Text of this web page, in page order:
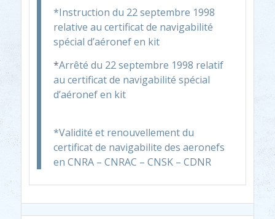
*Instruction du 22 septembre 1998
relative au certificat de navigabilité
spécial d’aéronef en kit
*Arrêté du 22 septembre 1998 relatif
au certificat de navigabilité spécial
d’aéronef en kit
*Validité et renouvellement du
certificat de navigabilite des aeronefs
en CNRA – CNRAC – CNSK – CDNR